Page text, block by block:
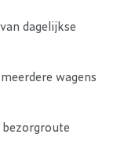
dagelijkse
wagens
bezorgroute